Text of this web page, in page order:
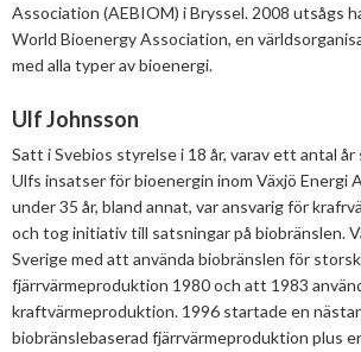
Association (AEBIOM) i Bryssel. 2008 utsågs
World Bioenergy Association, en
med alla typer av bioenergi.
Ulf Johnsson
Satt i Svebios styrelse i 18 år, varav ett antal
Ulfs insatser för bioenergin inom Växjö Energi
under 35 år, bland annat, var ansvarig för
och tog initiativ till satsningar på biobränslen.
Sverige med att använda biobränslen för
fjärrvärmeproduktion 1980 och att 1983
kraftvärmeproduktion. 1996 startade en
biobränslebaserad fjärrvärmeproduktion plus